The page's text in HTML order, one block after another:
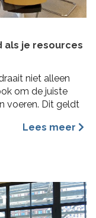
als je resources
niet alleen
om de juiste
voeren. Dit geldt
deze blogpost 4
Lees meer